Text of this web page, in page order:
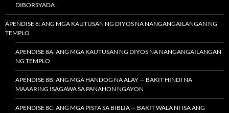
DIBORSYADA
APENDISE 8: ANG MGA KAUTUSAN NG DIYOS NA NANGANGAILANGAN NG
TEMPLO
APENDISE 8A: ANG MGA KAUTUSAN NG DIYOS NA NANGANGAILANGAN
NG TEMPLO
APENDISE 8B: ANG MGA HANDOG NA ALAY — BAKIT HINDI NA
MAAARING ISAGAWA SA PANAHON NGAYON
APENDISE 8C: ANG MGA PISTA SA BIBLIA — BAKIT WALA NI ISA ANG